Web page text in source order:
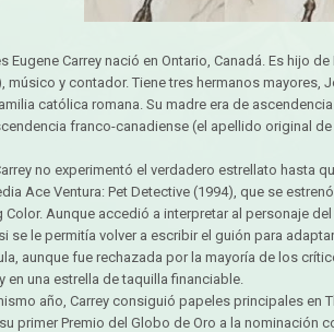
Eugene Carrey nació en Ontario, Canadá. Es hijo
músico y contador. Tiene tres hermanos mayores,
católica romana. Su madre era de
franco-canadiense (el apellido original de
no experimentó el verdadero estrellato hasta
Ace Ventura: Pet Detective (1994), que se
Color. Aunque accedió a interpretar al personaje
se le permitía volver a escribir el guión para
aunque fue rechazada por la mayoría de los
en una estrella de taquilla financiable.
año, Carrey consiguió papeles principales en
primer Premio del Globo de Oro a la nominación